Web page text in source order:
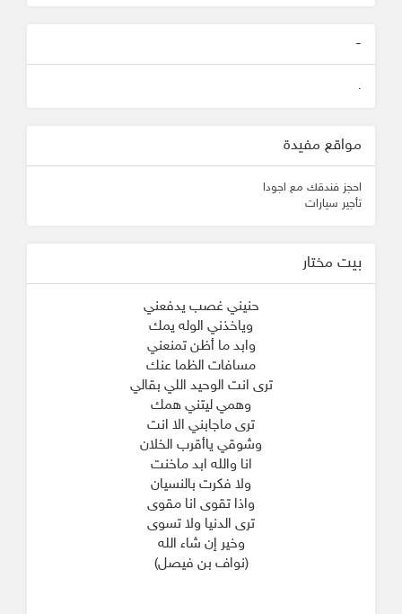
-
.
مواقع مفيدة
احجز فندقك مع اجودا
تأجير سيارات
بيت مختار
حنيني غصب يدفعني
وياخذني الوله يمك
وابد ما أظن تمنعني
مسافات الظما عنك
ترى انت الوحيد اللي بقالي
وهمي ليتني همك
ترى ماجابني الا انت
وشوقي ياأقرب الخلان
انا والله ابد ماخنت
ولا فكرت بالنسيان
واذا تقوى انا مقوى
ترى الدنيا ولا تسوى
وخير إن شاء الله
(نواف بن فيصل)